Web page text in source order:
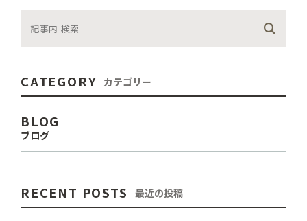
CATEGORY カテゴリー
BLOG
ブログ
RECENT POSTS 最近の投稿